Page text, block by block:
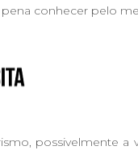
conhecer pelo
possivelmente a